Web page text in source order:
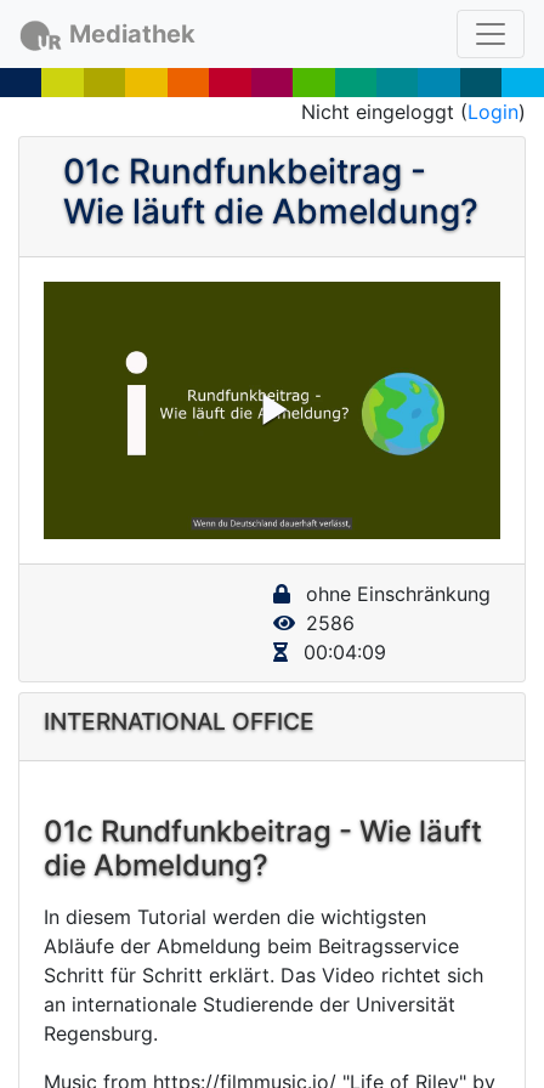
Mediathek
Nicht eingeloggt (Login)
01c Rundfunkbeitrag -
Wie läuft die Abmeldung?
a
V
i
d
e
o
ohne Einschränkung
2586
00:04:09
INTERNATIONAL OFFICE
01c Rundfunkbeitrag - Wie läuft
die Abmeldung?
In diesem Tutorial werden die wichtigsten
Abläufe der Abmeldung beim Beitragsservice
Schritt für Schritt erklärt. Das Video richtet sich
an internationale Studierende der Universität
Regensburg.
Music from https://filmmusic.io/ "Life of Riley" by